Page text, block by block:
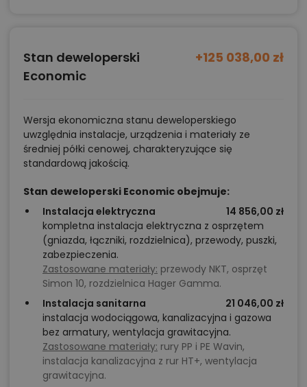
Stan deweloperski
Economic
+125 038,00 zł
Wersja ekonomiczna stanu deweloperskiego
uwzględnia instalacje, urządzenia i materiały ze
średniej półki cenowej, charakteryzujące się
standardową jakością.
Stan deweloperski Economic obejmuje:
Instalacja elektryczna
14 856,00 zł
kompletna instalacja elektryczna z osprzętem
(gniazda, łączniki, rozdzielnica), przewody, puszki,
zabezpieczenia.
Zastosowane materiały: przewody NKT, osprzęt
Simon 10, rozdzielnica Hager Gamma.
Instalacja sanitarna
21 046,00 zł
instalacja wodociągowa, kanalizacyjna i gazowa
bez armatury, wentylacja grawitacyjna.
Zastosowane materiały: rury PP i PE Wavin,
instalacja kanalizacyjna z rur HT+, wentylacja
grawitacyjna.